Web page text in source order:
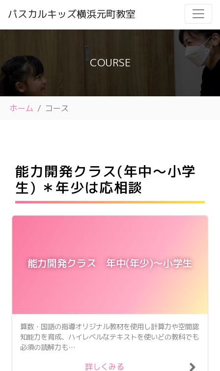
パスカルキッズ横浜元町教室
COURSE
ホーム コース
能力開発クラス(年中〜小学
生) ＊年少は応相談
能力開発クラス 年中(年少)〜小学生
算数・国語の指導オリジナル教材を使用し計算力や空間認
知能力を育成、ハイレベルなテキストを使いどの教科でも
必須の読解力も…
詳しくみる